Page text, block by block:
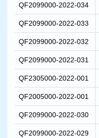
QF2099000-2022-034
QF2099000-2022-033
QF2099000-2022-032
QF2099000-2022-031
QF2305000-2022-001
QF2005000-2022-001
QF2099000-2022-030
QF2099000-2022-029